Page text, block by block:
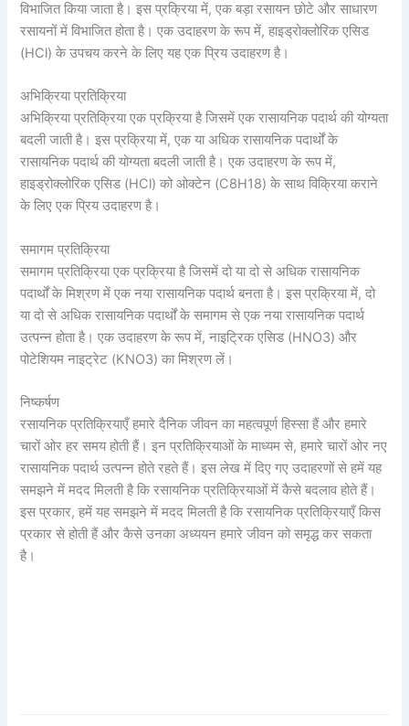
विभाजित किया जाता है। इस प्रक्रिया में, एक बड़ा रसायन छोटे और साधारण
रसायनों में विभाजित होता है। एक उदाहरण के रूप में, हाइड्रोक्लोरिक एसिड
(HCl) के उपचय करने के लिए यह एक प्रिय उदाहरण है।
अभिक्रिया प्रतिक्रिया
अभिक्रिया प्रतिक्रिया एक प्रक्रिया है जिसमें एक रासायनिक पदार्थ की योग्यता
बदली जाती है। इस प्रक्रिया में, एक या अधिक रासायनिक पदार्थों के
रासायनिक पदार्थ की योग्यता बदली जाती है। एक उदाहरण के रूप में,
हाइड्रोक्लोरिक एसिड (HCl) को ओक्टेन (C8H18) के साथ विक्रिया कराने
के लिए एक प्रिय उदाहरण है।
समागम प्रतिक्रिया
समागम प्रतिक्रिया एक प्रक्रिया है जिसमें दो या दो से अधिक रासायनिक
पदार्थों के मिश्रण में एक नया रासायनिक पदार्थ बनता है। इस प्रक्रिया में, दो
या दो से अधिक रासायनिक पदार्थों के समागम से एक नया रासायनिक पदार्थ
उत्पन्न होता है। एक उदाहरण के रूप में, नाइट्रिक एसिड (HNO3) और
पोटेशियम नाइट्रेट (KNO3) का मिश्रण लें।
निष्कर्षण
रसायनिक प्रतिक्रियाएँ हमारे दैनिक जीवन का महत्वपूर्ण हिस्सा हैं और हमारे
चारों ओर हर समय होती हैं। इन प्रतिक्रियाओं के माध्यम से, हमारे चारों ओर नए
रासायनिक पदार्थ उत्पन्न होते रहते हैं। इस लेख में दिए गए उदाहरणों से हमें यह
समझने में मदद मिलती है कि रसायनिक प्रतिक्रियाओं में कैसे बदलाव होते हैं।
इस प्रकार, हमें यह समझने में मदद मिलती है कि रसायनिक प्रतिक्रियाएँ किस
प्रकार से होती हैं और कैसे उनका अध्ययन हमारे जीवन को समृद्ध कर सकता
है।